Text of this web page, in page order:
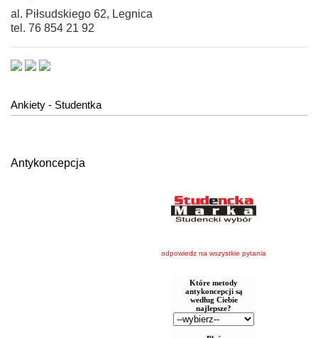
al. Piłsudskiego 62, Legnica
tel. 76 854 21 92
Ankiety - Studentka
Antykoncepcja
odpowiedz na wszystkie pytania